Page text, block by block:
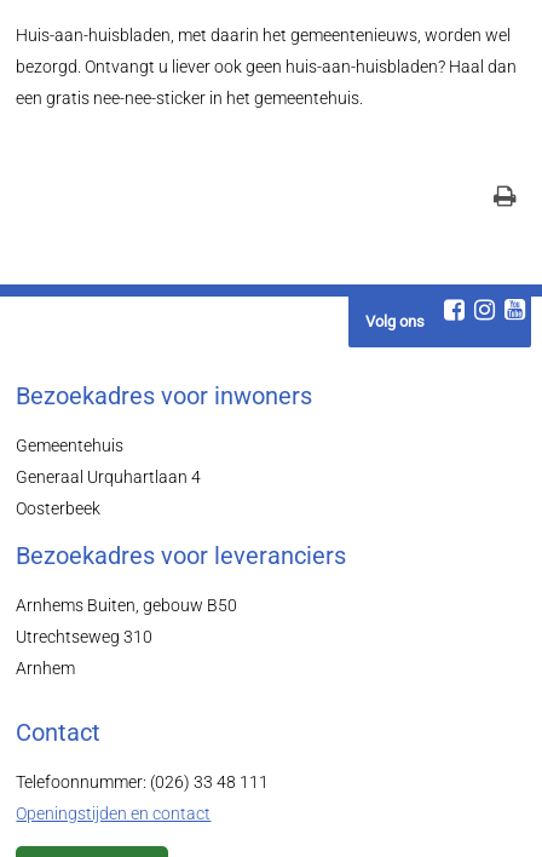
Huis-aan-huisbladen, met daarin het gemeentenieuws, worden wel
bezorgd. Ontvangt u liever ook geen huis-aan-huisbladen? Haal dan
een gratis nee-nee-sticker in het gemeentehuis.
Volg ons
Bezoekadres voor inwoners
Gemeentehuis
Generaal Urquhartlaan 4
Oosterbeek
Bezoekadres voor leveranciers
Arnhems Buiten, gebouw B50
Utrechtseweg 310
Arnhem
Contact
Telefoonnummer: (026) 33 48 111
Openingstijden en contact